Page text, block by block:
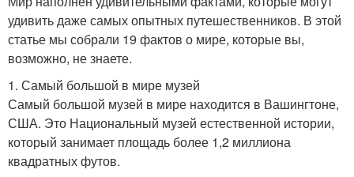
удивить даже самых опытных путешественников. В этой
статье мы собрали 19 фактов о мире, которые вы,
возможно, не знаете.
1. Самый большой в мире музей
Самый большой музей в мире находится в Вашингтоне,
США. Это Национальный музей естественной истории,
который занимает площадь более 1,2 миллиона
квадратных футов.